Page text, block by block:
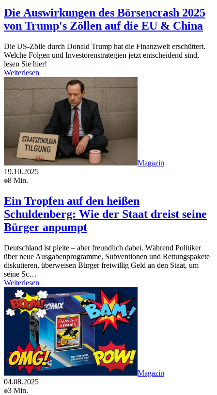
Die Auswirkungen des Börsencrash 2025
von Trump's Zöllen auf die EU & China
Die US-Zölle durch Donald Trump hat die Finanzwelt erschüttert.
Welche Folgen und Investorenstrategien jetzt entscheidend sind,
lesen Sie hier!
Weiterlesen
Magazin
19.10.2025
8 Min.
Ein Tropfen auf den heißen
Schuldenberg: Wie der Staat dreist seine
Bürger anpumpt
Deutschland ist pleite – aber freundlich dabei. Während Politiker
über neue Ausgabenprogramme, Subventionen und Rettungspakete
diskutieren, überweisen Bürger freiwillig Geld an den Staat, um
seine Sc…
Weiterlesen
Magazin
04.08.2025
3 Min.